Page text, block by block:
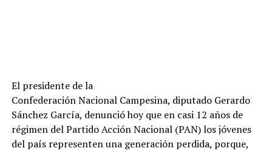
El presidente de la
Confederación Nacional Campesina, diputado Gerardo
Sánchez García, denunció hoy que en casi 12 años de
régimen del Partido Acción Nacional (PAN) los jóvenes
del país representen una generación perdida, porque,